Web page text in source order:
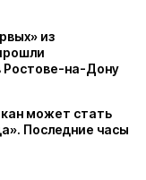
из
Ростове-на-Дону
может стать
Последние часы